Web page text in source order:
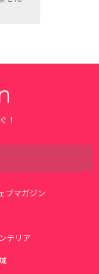
！
ブマガジン
テリア